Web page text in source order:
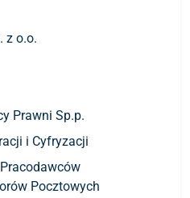
z o.o.
Prawni Sp.p.
i Cyfryzacji
Pocztowych